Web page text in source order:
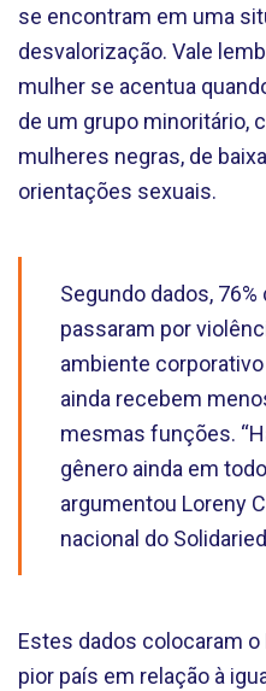
se encontram em uma
desvalorização. Vale
mulher se acentua
de um grupo minoritário,
mulheres negras, de
orientações sexuais.
Segundo dados,
passaram por
ambiente
ainda recebem
mesmas funções.
gênero ainda em
argumentou Loreny
nacional do
Estes dados colocaram o
pior país em relação à